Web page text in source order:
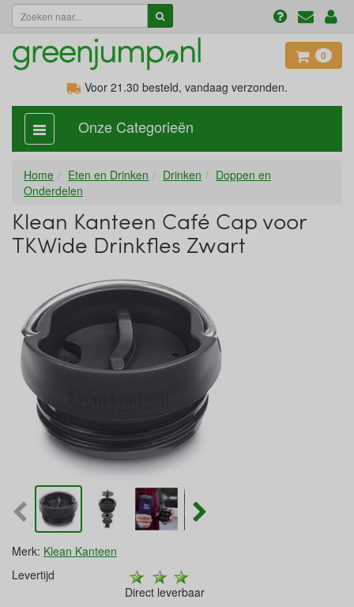
0
Voor 21.30 besteld, vandaag verzonden.
categorie
aan,
Onze Categorieën
Home Eten en Drinken Drinken
Doppen en
Onderdelen
Klean Kanteen Café Cap voor
TKWide Drinkfles Zwart
Merk: Klean Kanteen
Levertijd
Direct leverbaar